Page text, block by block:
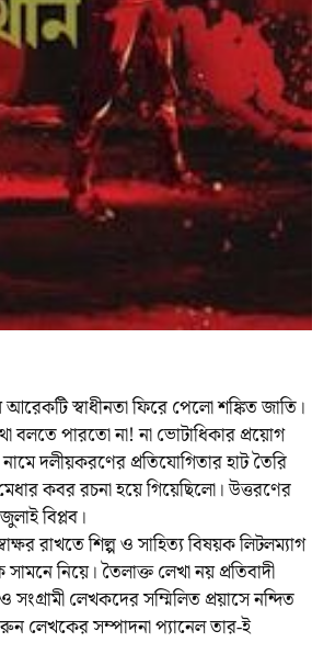
স্বাধীনতা ফিরে পেলো শঙ্কিত জাতি।
বলতে পারতো না! না ভোটাধিকার প্রয়োগ
দলীয়করণের প্রতিযোগিতার হাট তৈরি
কবর রচনা হয়ে গিয়েছিলো। উত্তরণের
বিপ্লব।
রাখতে শিল্প ও সাহিত্য বিষয়ক লিটলম্যাগ
নিয়ে। তৈলাক্ত লেখা নয় প্রতিবাদী
লেখকদের সম্মিলিত প্রয়াসে নন্দিত
লেখকের সম্পাদনা প্যানেল তার-ই